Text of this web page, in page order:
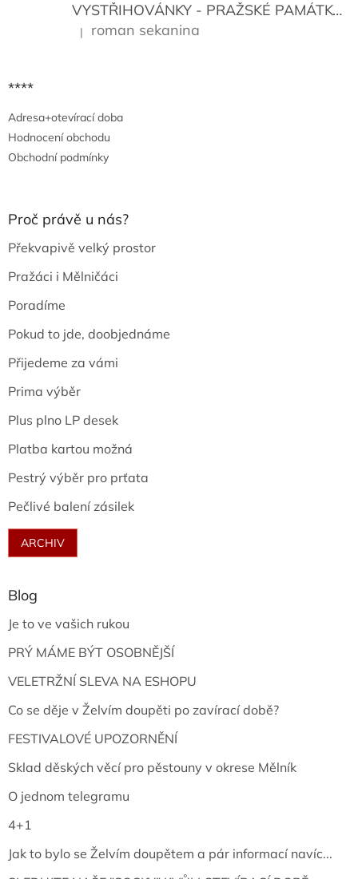
VYSTŘIHOVÁNKY - PRAŽSKÉ PAMÁTKY
Hodnocení produktu je 5 z 5 hvězdiček.
| roman sekanina
****
Adresa+otevírací doba
Hodnocení obchodu
Obchodní podmínky
Proč právě u nás?
Překvapivě velký prostor
Pražáci i Mělničáci
Poradíme
Pokud to jde, doobjednáme
Přijedeme za vámi
Prima výběr
Plus plno LP desek
Platba kartou možná
Pestrý výběr pro prťata
Pečlivé balení zásilek
ARCHIV
Blog
Je to ve vašich rukou
PRÝ MÁME BÝT OSOBNĚJŠÍ
VELETRŽNÍ SLEVA NA ESHOPU
Co se děje v Želvím doupěti po zavírací době?
FESTIVALOVÉ UPOZORNĚNÍ
Sklad děských věcí pro pěstouny v okrese Mělník
O jednom telegramu
4+1
Jak to bylo se Želvím doupětem a pár informací navíc...